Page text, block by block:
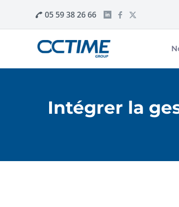
05 59 38 26 66
Intégrer la